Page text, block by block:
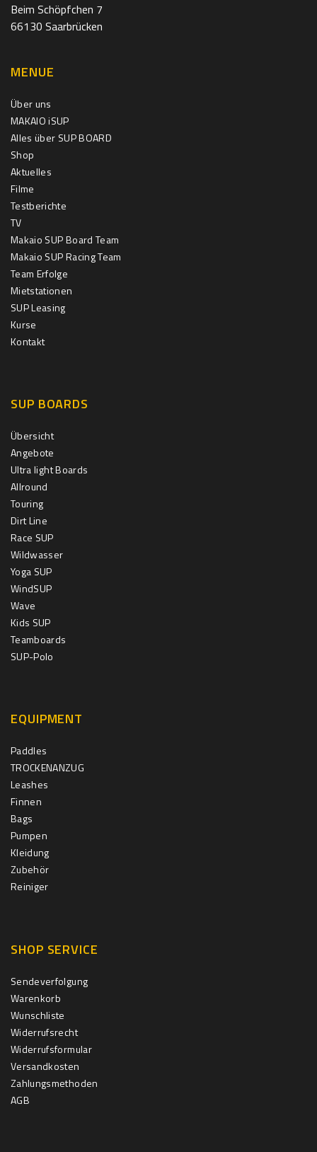
Beim Schöpfchen 7
66130 Saarbrücken
MENUE
Über uns
MAKAIO iSUP
Alles über SUP BOARD
Shop
Aktuelles
Filme
Testberichte
TV
Makaio SUP Board Team
Makaio SUP Racing Team
Team Erfolge
Mietstationen
SUP Leasing
Kurse
Kontakt
SUP BOARDS
Übersicht
Angebote
Ultra light Boards
Allround
Touring
Dirt Line
Race SUP
Wildwasser
Yoga SUP
WindSUP
Wave
Kids SUP
Teamboards
SUP-Polo
EQUIPMENT
Paddles
TROCKENANZUG
Leashes
Finnen
Bags
Pumpen
Kleidung
Zubehör
Reiniger
SHOP SERVICE
Sendeverfolgung
Warenkorb
Wunschliste
Widerrufsrecht
Widerrufsformular
Versandkosten
Zahlungsmethoden
AGB